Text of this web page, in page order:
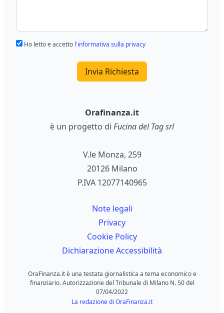
Ho letto e accetto l'informativa sulla privacy
Invia Richiesta
Orafinanza.it
è un progetto di Fucina del Tag srl
V.le Monza, 259
20126 Milano
P.IVA 12077140965
Note legali
Privacy
Cookie Policy
Dichiarazione Accessibilità
OraFinanza.it è una testata giornalistica a tema economico e
finanziario. Autorizzazione del Tribunale di Milano N. 50 del
07/04/2022
La redazione di OraFinanza.it